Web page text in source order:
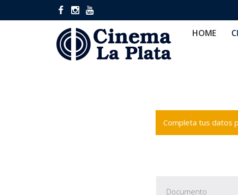
HOME
Completa tus datos